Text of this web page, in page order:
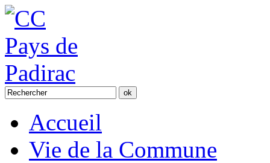
Accueil
Vie de la Commune